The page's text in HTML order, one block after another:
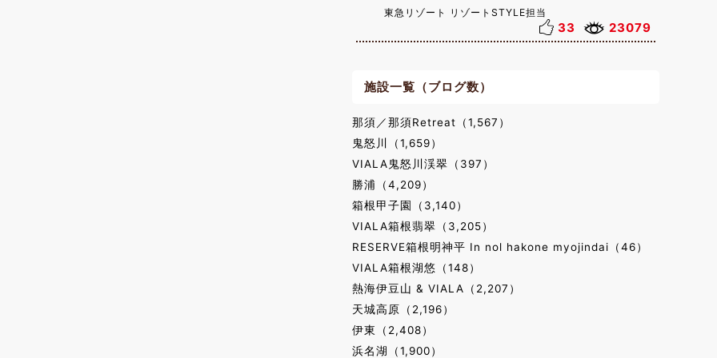
東急リゾート リゾートSTYLE担当
33 23079
施設一覧（ブログ数）
那須／那須Retreat（1,567）
鬼怒川（1,659）
VIALA鬼怒川渓翠（397）
勝浦（4,209）
箱根甲子園（3,140）
VIALA箱根翡翠（3,205）
RESERVE箱根明神平 In nol hakone myojindai（46）
VIALA箱根湖悠（148）
熱海伊豆山 & VIALA（2,207）
天城高原（2,196）
伊東（2,408）
浜名湖（1,900）